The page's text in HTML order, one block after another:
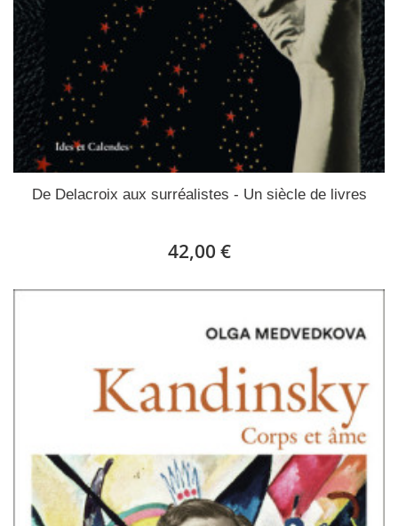
De Delacroix aux surréalistes - Un siècle de livres
42,00 €